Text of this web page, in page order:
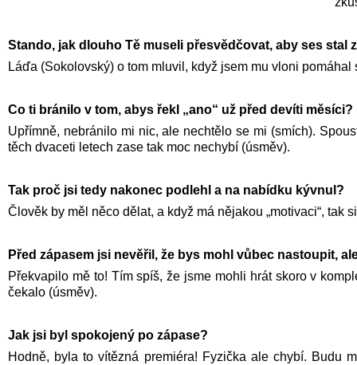
Stando, jak dlouho Tě museli přesvědčovat, aby ses stal
Láďa (Sokolovský) o tom mluvil, když jsem mu vloni
Co ti bránilo v tom, abys řekl „ano“ už před devíti měsíci?
Upřímně, nebránilo mi nic, ale nechtělo se mi (smích).
těch dvaceti letech zase tak moc nechybí (úsměv).
Tak proč jsi tedy nakonec podlehl a na nabídku kývnul?
Člověk by měl něco dělat, a když má nějakou „motivaci“,
Před zápasem jsi nevěřil, že bys mohl vůbec nastoupit,
Překvapilo mě to! Tím spíš, že jsme mohli hrát skoro v
čekalo (úsměv).
Jak jsi byl spokojený po zápase?
Hodně, byla to vítězná premiéra! Fyzička ale chybí. Budu